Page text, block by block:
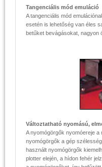
Tangenciális mód emuláció
A tangenciális mód
esetén is lehetőség van éles
betűket bevágásokat, nagyon
Változtatható nyomású,
A nyomógörgők nyomóereje a
nyomógörgők a gép
használt nyomógörgők
plotter elején, a hídon fehér